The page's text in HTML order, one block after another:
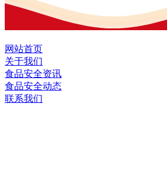
网站首页
关于我们
食品安全资讯
食品安全动态
联系我们